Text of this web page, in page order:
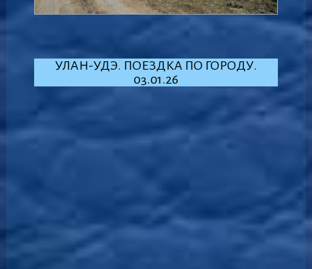
УЛАН-УДЭ. ПОЕЗДКА ПО ГОРОДУ.
03.01.26